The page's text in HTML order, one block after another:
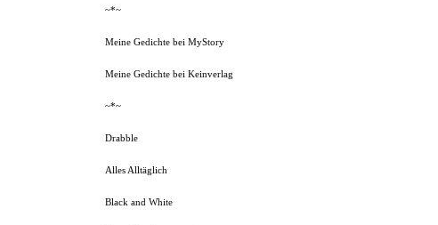
~*~
Meine Gedichte bei MyStory
Meine Gedichte bei Keinverlag
~*~
Drabble
Alles Alltäglich
Black and White